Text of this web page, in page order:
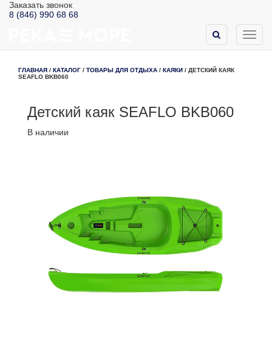
Заказать звонок
8 (846) 990 68 68
ГЛАВНАЯ / КАТАЛОГ / ТОВАРЫ ДЛЯ ОТДЫХА / КАЯКИ / ДЕТСКИЙ КАЯК
SEAFLO BKB060
Детский каяк SEAFLO BKB060
В наличии